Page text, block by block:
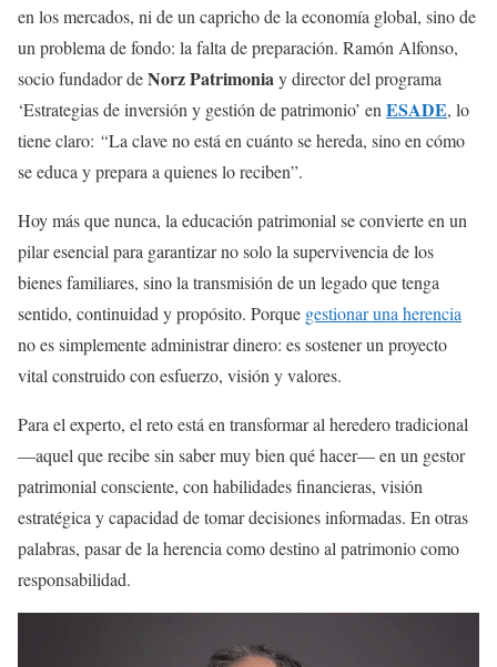
en los mercados, ni de un capricho de la economía global, sino de
un problema de fondo: la falta de preparación. Ramón Alfonso,
socio fundador deNorz Patrimoniay director del programa
‘Estrategias de inversión y gestión de patrimonio’ en ESADE, lo
tiene claro: “La clave no está en cuánto se hereda, sino en cómo
se educa y prepara a quienes lo reciben”.
Hoy más que nunca, la educación patrimonial se convierte en un
pilar esencial para garantizar no solo la supervivencia de los
bienes familiares, sino la transmisión de un legado que tenga
sentido, continuidad y propósito. Porque gestionar una herencia
no es simplemente administrar dinero: es sostener un proyecto
vital construido con esfuerzo, visión y valores.
Para el experto, el reto está en transformar al heredero tradicional
—aquel que recibe sin saber muy bien qué hacer— en un gestor
patrimonial consciente, con habilidades financieras, visión
estratégica y capacidad de tomar decisiones informadas. En otras
palabras, pasar de la herencia como destino al patrimonio como
responsabilidad.